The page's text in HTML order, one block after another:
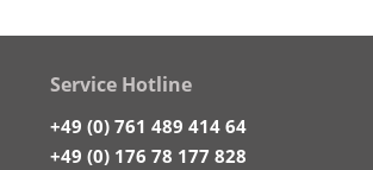
Service Hotline
+49 (0) 761 489 414 64
+49 (0) 176 78 177 828